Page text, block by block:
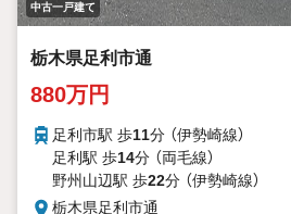
中古一戸建て
栃木県足利市通
880万円
足利市駅 歩11分 （伊勢崎線）
足利駅 歩14分 （両毛線）
野州山辺駅 歩22分 （伊勢崎線）
栃木県足利市通